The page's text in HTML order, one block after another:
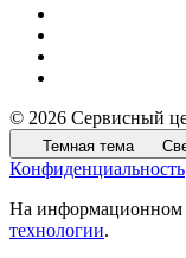
© 2026 Сервисный
Темная тема
Конфиденциальность
На информационном
технологии.